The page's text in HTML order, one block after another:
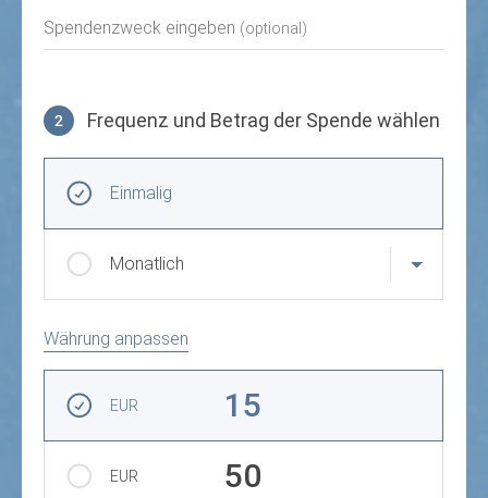
Spendenzweck eingeben (optional)
2 Frequenz und Betrag der Spende wählen
Einmalig
Monatlich
Währung anpassen
EUR 15
EUR 50